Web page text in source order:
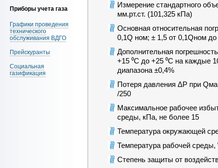
Измерение стандартного
мм.рт.ст. (101,325 кПа)
Основная относительная
0,1Q ном; ± 1,5 от 0,1Qном
Дополнительная
+15 ⁰С до +25 ⁰С на каждые
диапазона ±0,4%
Потеря давления ΔP при
/250
Максимальное рабочее
среды, кПа, не более 15
Температура окружающей
Температура рабочей среды,
Степень защиты от
Приборы учета газа
Графики проведения
технического
обслуживания ВДГО
Прейскуранты
Социальная
газификация